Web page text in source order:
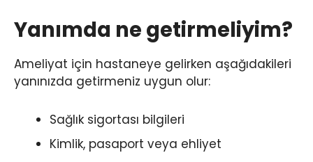
Yanımda ne getirmeliyim?
Ameliyat için hastaneye gelirken aşağıdakileri
yanınızda getirmeniz uygun olur:
Sağlık sigortası bilgileri
Kimlik, pasaport veya ehliyet